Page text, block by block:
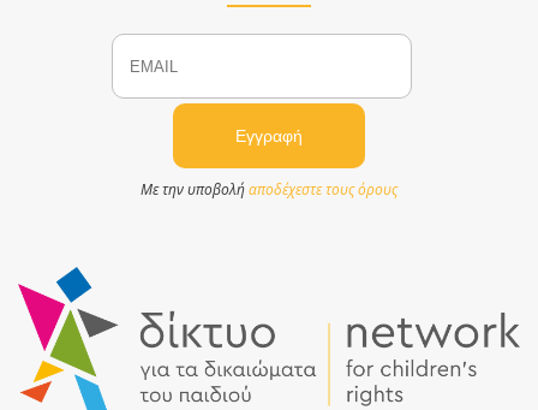
Email
Με την υποβολήαποδέχεστε τους όρους